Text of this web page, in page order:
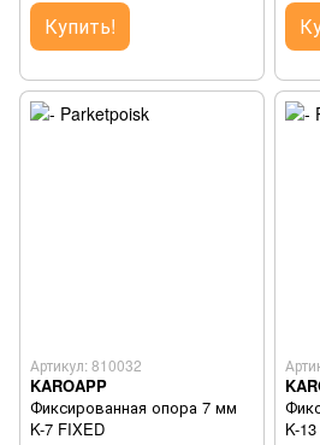
Купить!
Артикул: 810032
KAROAPP
Фиксированная опора 7 мм
K-7 FIXED
K-